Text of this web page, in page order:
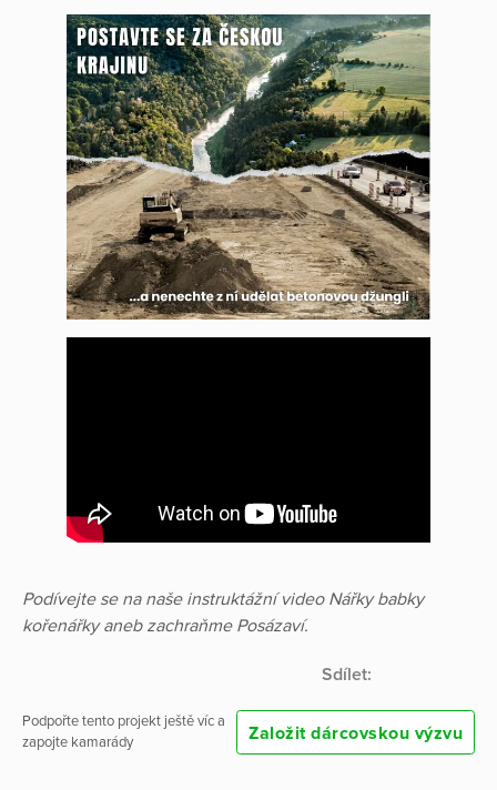
Podívejte se na naše instruktážní video Nářky babky
kořenářky aneb zachraňme Posázaví.
Sdílet:
Podpořte tento projekt ještě víc a
zapojte kamarády
Založit dárcovskou výzvu